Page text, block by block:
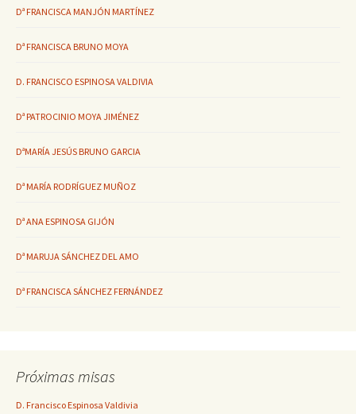
Dª FRANCISCA MANJÓN MARTÍNEZ
Dª FRANCISCA BRUNO MOYA
D. FRANCISCO ESPINOSA VALDIVIA
Dª PATROCINIO MOYA JIMÉNEZ
DªMARÍA JESÚS BRUNO GARCIA
Dª MARÍA RODRÍGUEZ MUÑOZ
Dª ANA ESPINOSA GIJÓN
Dª MARUJA SÁNCHEZ DEL AMO
Dª FRANCISCA SÁNCHEZ FERNÁNDEZ
Próximas misas
D. Francisco Espinosa Valdivia